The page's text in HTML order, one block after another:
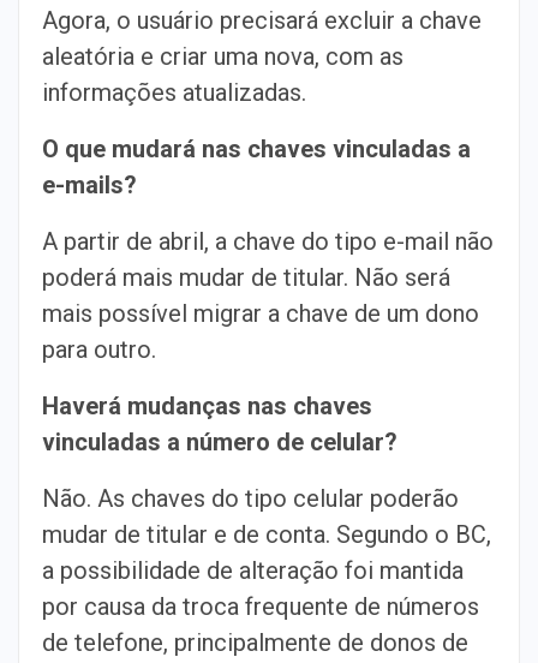
Agora, o usuário precisará excluir a chave
aleatória e criar uma nova, com as
informações atualizadas.
O que mudará nas chaves vinculadas a
e-mails?
A partir de abril, a chave do tipo e-mail não
poderá mais mudar de titular. Não será
mais possível migrar a chave de um dono
para outro.
Haverá mudanças nas chaves
vinculadas a número de celular?
Não. As chaves do tipo celular poderão
mudar de titular e de conta. Segundo o BC,
a possibilidade de alteração foi mantida
por causa da troca frequente de números
de telefone, principalmente de donos de